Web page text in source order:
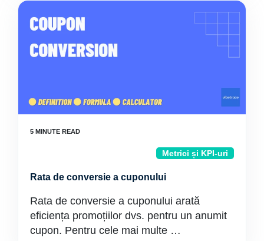
Metrici și KPI-uri
Rata de conversie a cuponului
Rata de conversie a cuponului arată
eficiența promoțiilor dvs. pentru un anumit
cupon. Pentru cele mai multe …